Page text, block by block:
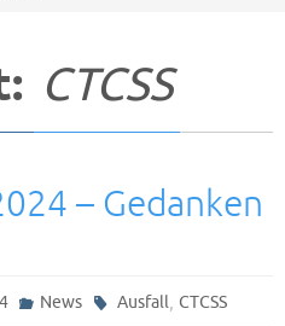
CTCSS
– Gedanken
News Ausfall,CTCSS